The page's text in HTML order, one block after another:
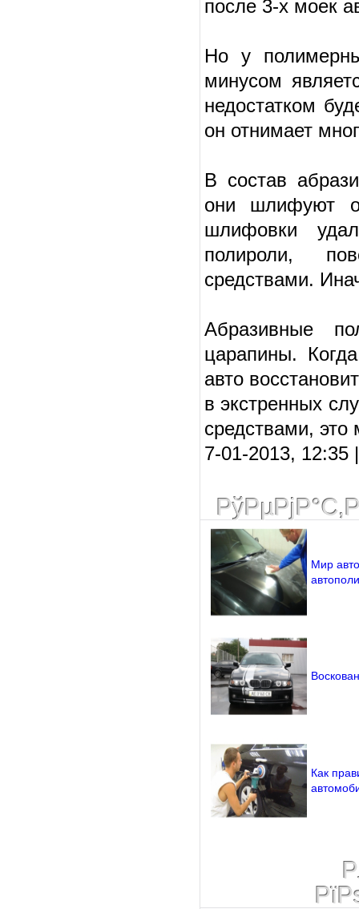
после 3-х моек
Но у
минусом
недостатком
он отнимает
В состав
они шлифуют
шлифовки
полироли,
средствами.
Абразивные
царапины.
авто
в экстренных
средствами, это
7-01-2013, 12:35
Мир
Как